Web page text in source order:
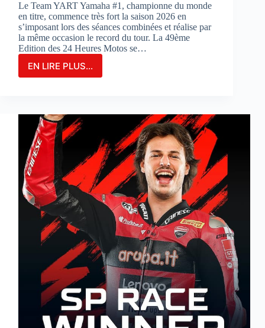
Le Team YART Yamaha #1, championne du monde
en titre, commence très fort la saison 2026 en
s’imposant lors des séances combinées et réalise par
la même occasion le record du tour. La 49ème
Edition des 24 Heures Motos se…
EN LIRE PLUS...
LE
#1
PARTIRA
EN
POSITION
POUR
LA
3ÈME
FOIS
CONSÉCUTIVE
AUX
HEURES
MOTOS
SUR
LE
CIRCUIT
BUGATTI
LE